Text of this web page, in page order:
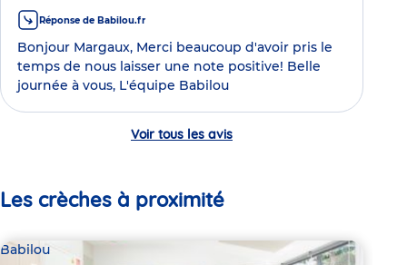
Réponse de Babilou.fr
Bonjour Margaux, Merci beaucoup d'avoir pris le
temps de nous laisser une note positive! Belle
journée à vous, L'équipe Babilou
Voir tous les avis
Les crèches à proximité
Babilou